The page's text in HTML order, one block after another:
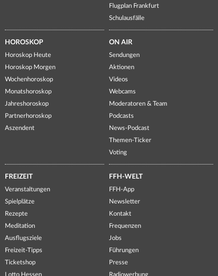
Flugplan Frankfurt
Schulausfälle
HOROSKOP
Horoskop Heute
Horoskop Morgen
Wochenhoroskop
Monatshoroskop
Jahreshoroskop
Partnerhoroskop
Aszendent
ON AIR
Sendungen
Aktionen
Videos
Webcams
Moderatoren & Team
Podcasts
News-Podcast
Themen-Ticker
Voting
FREIZEIT
Veranstaltungen
Spielplätze
Rezepte
Meditation
Ausflugsziele
Freizeit-Tipps
Ticketshop
Lotto Hessen
FFH-WELT
FFH-App
Newsletter
Kontakt
Frequenzen
Jobs
Führungen
Presse
Radiowerbung